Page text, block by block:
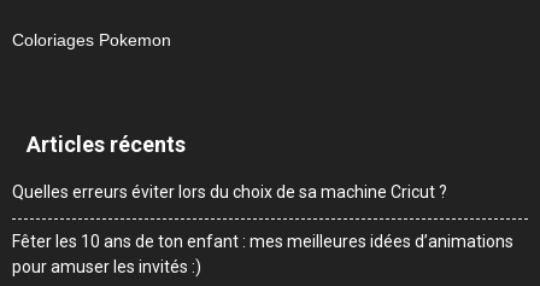
Coloriages Pokemon
Articles récents
Quelles erreurs éviter lors du choix de sa machine Cricut ?
Fêter les 10 ans de ton enfant : mes meilleures idées d’animations
pour amuser les invités :)